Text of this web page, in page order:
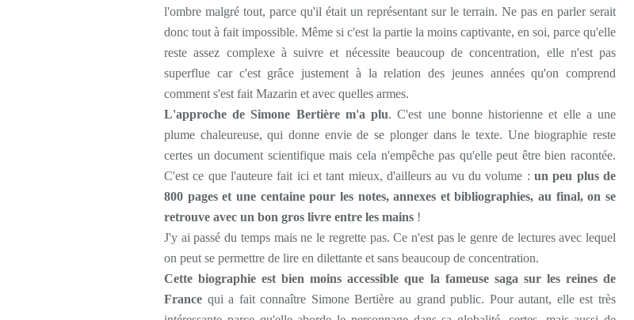
l'ombre malgré tout, parce qu'il était un représentant sur le terrain. Ne pas en parler serait
donc tout à fait impossible. Même si c'est la partie la moins captivante, en soi, parce qu'elle
reste assez complexe à suivre et nécessite beaucoup de concentration, elle n'est pas
superflue car c'est grâce justement à la relation des jeunes années qu'on comprend
comment s'est fait Mazarin et avec quelles armes.
L'approche de Simone Bertière m'a plu. C'est une bonne historienne et elle a une
plume chaleureuse, qui donne envie de se plonger dans le texte. Une biographie reste
certes un document scientifique mais cela n'empêche pas qu'elle peut être bien racontée.
C'est ce que l'auteure fait ici et tant mieux, d'ailleurs au vu du volume : un peu plus de
800 pages et une centaine pour les notes, annexes et bibliographies, au final, on se
retrouve avec un bon gros livre entre les mains !
J'y ai passé du temps mais ne le regrette pas. Ce n'est pas le genre de lectures avec lequel
on peut se permettre de lire en dilettante et sans beaucoup de concentration.
Cette biographie est bien moins accessible que la fameuse saga sur les reines de
France qui a fait connaître Simone Bertière au grand public. Pour autant, elle est très